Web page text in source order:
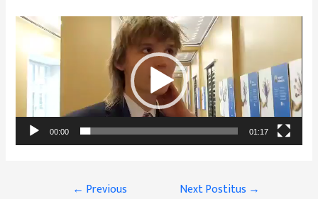
Videoesitaja
00:00 01:17
Navigeerimine
← Previous
Next Postitus →